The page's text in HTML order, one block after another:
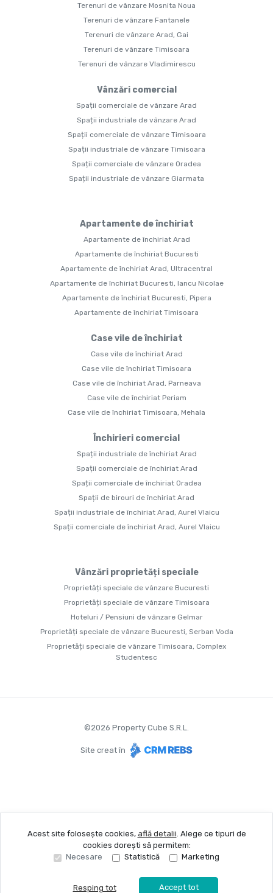
Terenuri de vânzare Mosnita Noua
Terenuri de vânzare Fantanele
Terenuri de vânzare Arad, Gai
Terenuri de vânzare Timisoara
Terenuri de vânzare Vladimirescu
Vânzări comercial
Spații comerciale de vânzare Arad
Spații industriale de vânzare Arad
Spații comerciale de vânzare Timisoara
Spații industriale de vânzare Timisoara
Spații comerciale de vânzare Oradea
Spații industriale de vânzare Giarmata
Apartamente de închiriat
Apartamente de închiriat Arad
Apartamente de închiriat Bucuresti
Apartamente de închiriat Arad, Ultracentral
Apartamente de închiriat Bucuresti, Iancu Nicolae
Apartamente de închiriat Bucuresti, Pipera
Apartamente de închiriat Timisoara
Case vile de închiriat
Case vile de închiriat Arad
Case vile de închiriat Timisoara
Case vile de închiriat Arad, Parneava
Case vile de închiriat Periam
Case vile de închiriat Timisoara, Mehala
Închirieri comercial
Spații industriale de închiriat Arad
Spații comerciale de închiriat Arad
Spații comerciale de închiriat Oradea
Spații de birouri de închiriat Arad
Spații industriale de închiriat Arad, Aurel Vlaicu
Spații comerciale de închiriat Arad, Aurel Vlaicu
Vânzări proprietăți speciale
Proprietăți speciale de vânzare Bucuresti
Proprietăți speciale de vânzare Timisoara
Hoteluri / Pensiuni de vânzare Gelmar
Proprietăți speciale de vânzare Bucuresti, Serban Voda
Proprietăți speciale de vânzare Timisoara, Complex
Studentesc
©2026 Property Cube S.R.L.
Site creat în
Acest site folosește cookies, află detalii. Alege ce tipuri de
cookies dorești să permitem:
Necesare
Statistică Marketing
Resping tot Accept tot